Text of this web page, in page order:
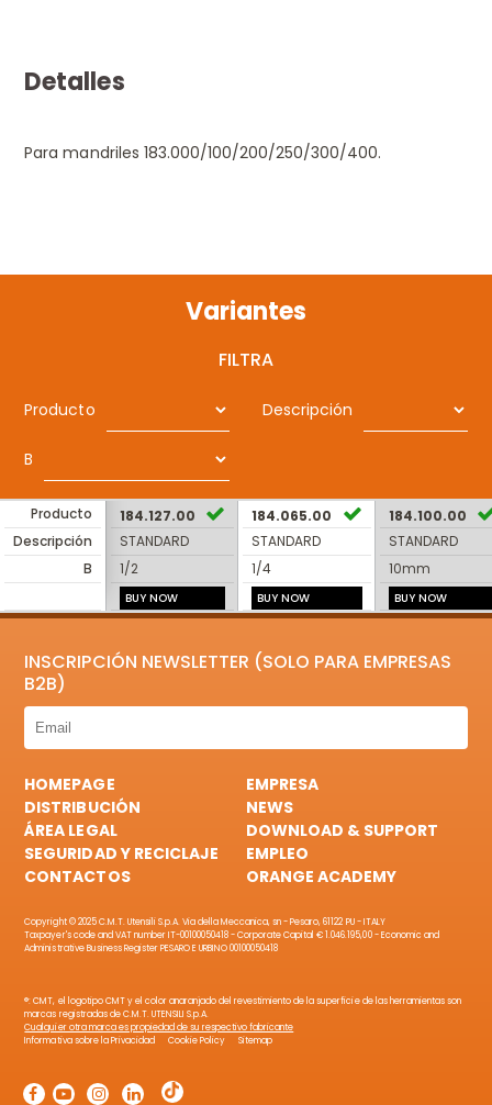
Detalles
Para mandriles 183.000/100/200/250/300/400.
Variantes
FILTRA
Producto Descripción
B
Producto
Descripción
B
184.127.00
STANDARD
1/2
BUY NOW
184.065.00
STANDARD
1/4
BUY NOW
184.100.00
STANDARD
10mm
BUY NOW
INSCRIPCIÓN NEWSLETTER (SOLO PARA EMPRESAS
B2B)
HOMEPAGE
EMPRESA
DISTRIBUCIÓN
NEWS
ÁREA LEGAL
DOWNLOAD & SUPPORT
SEGURIDAD Y RECICLAJE
EMPLEO
CONTACTOS
ORANGE ACADEMY
Copyright © 2025 C.M.T. Utensili S.p.A. Via della Meccanica, sn - Pesaro, 61122 PU - ITALY
Taxpayer's code and VAT number IT-00100050418 - Corporate Capital € 1.046.195,00 - Economic and
Administrative Business Register PESARO E URBINO 00100050418
®: CMT, el logotipo CMT y el color anaranjado del revestimiento de la superficie de las herramientas son
marcas registradas de C.M.T. UTENSILI S.p.A.
Cualquier otra marca es propiedad de su respectivo fabricante
Informativa sobre la Privacidad
Cookie Policy Sitemap